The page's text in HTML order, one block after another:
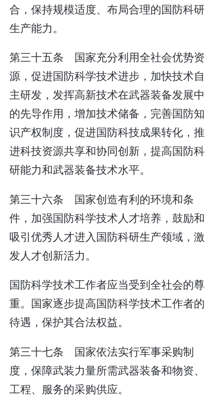
合，保持规模适度、布局合理的国防科研
生产能力。
第三十五条 国家充分利用全社会优势资
源，促进国防科学技术进步，加快技术自
主研发，发挥高新技术在武器装备发展中
的先导作用，增加技术储备，完善国防知
识产权制度，促进国防科技成果转化，推
进科技资源共享和协同创新，提高国防科
研能力和武器装备技术水平。
第三十六条 国家创造有利的环境和条
件，加强国防科学技术人才培养，鼓励和
吸引优秀人才进入国防科研生产领域，激
发人才创新活力。
国防科学技术工作者应当受到全社会的尊
重。国家逐步提高国防科学技术工作者的
待遇，保护其合法权益。
第三十七条 国家依法实行军事采购制
度，保障武装力量所需武器装备和物资、
工程、服务的采购供应。